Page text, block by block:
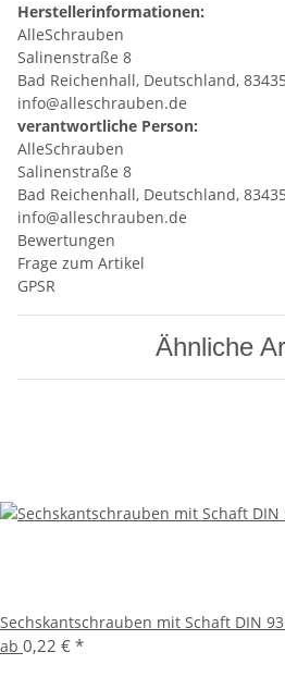
Herstellerinformationen:
AlleSchrauben
Salinenstraße 8
Bad Reichenhall, Deutschland, 83435
info@alleschrauben.de
verantwortliche Person:
AlleSchrauben
Salinenstraße 8
Bad Reichenhall, Deutschland, 83435
info@alleschrauben.de
Bewertungen
Frage zum Artikel
GPSR
Ähnliche
Sechskantschrauben mit Schaft DIN
ab 0,22 € *